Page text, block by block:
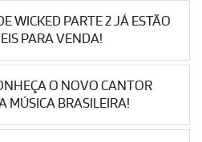
WICKED PARTE 2 JÁ ESTÃO
PARA VENDA!
O NOVO CANTOR
MÚSICA BRASILEIRA!